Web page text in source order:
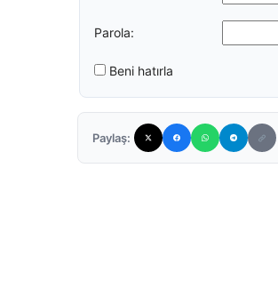
Parola:
Beni hatırla
Paylaş: